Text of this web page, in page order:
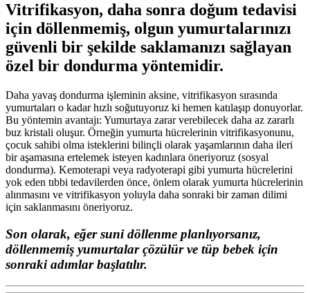
Vitrifikasyon, daha sonra doğum tedavisi
için döllenmemiş, olgun yumurtalarınızı
güvenli bir şekilde saklamanızı sağlayan
özel bir dondurma yöntemidir.
Daha yavaş dondurma işleminin aksine, vitrifikasyon sırasında
yumurtaları o kadar hızlı soğutuyoruz ki hemen katılaşıp donuyorlar.
Bu yöntemin avantajı: Yumurtaya zarar verebilecek daha az zararlı
buz kristali oluşur. Örneğin yumurta hücrelerinin vitrifikasyonunu,
çocuk sahibi olma isteklerini bilinçli olarak yaşamlarının daha ileri
bir aşamasına ertelemek isteyen kadınlara öneriyoruz (sosyal
dondurma). Kemoterapi veya radyoterapi gibi yumurta hücrelerini
yok eden tıbbi tedavilerden önce, önlem olarak yumurta hücrelerinin
alınmasını ve vitrifikasyon yoluyla daha sonraki bir zaman dilimi
için saklanmasını öneriyoruz.
Son olarak, eğer suni döllenme planlıyorsanız,
döllenmemiş yumurtalar çözülür ve tüp bebek için
sonraki adımlar başlatılır.